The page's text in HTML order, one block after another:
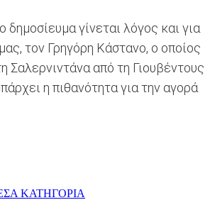
δημοσίευμα γίνεται λόγος και για
τον Γρηγόρη Κάστανο, ο οποίος
Σαλερνιντάνα από τη Γιουβέντους
η πιθανότητα για την αγορά
Α ΚΑΤΗΓΟΡΙΑ